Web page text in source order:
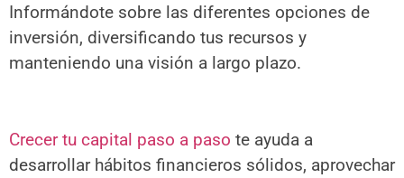
Informándote sobre las diferentes opciones de
inversión, diversificando tus recursos y
manteniendo una visión a largo plazo.
Crecer tu capital paso a paso te ayuda a
desarrollar hábitos financieros sólidos, aprovechar